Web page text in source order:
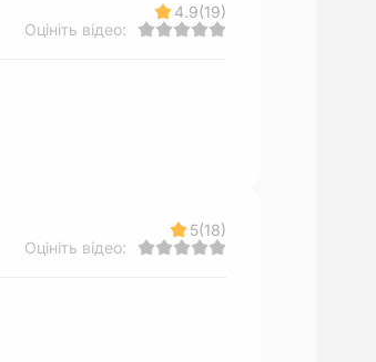
4.9(19)
Оцініть відео:
5(18)
Оцініть відео: